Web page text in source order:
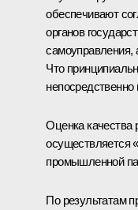
обеспечивают
органов
самоуправления,
Что
непосредственно
Оценка качества
осуществляется
промышленной
По результатам